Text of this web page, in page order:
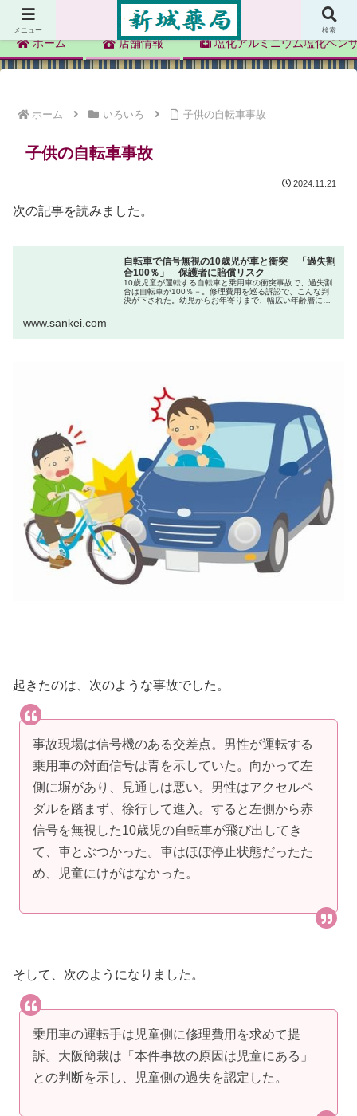
新城薬局
ホーム 店舗情報 塩化アルミニウム塩化ベン
ホーム いろいろ 子供の自転車事故
子供の自転車事故
2024.11.21
次の記事を読みました。
自転車で信号無視の10歳児が車と衝突 「過失割
合100％」 保護者に賠償リスク
10歳児童が運転する自転車と乗用車の衝突事故で、過失割
合は自転車が100％－。修理費用を巡る訴訟で、こんな判
決が下された。幼児からお年寄りまで、幅広い年齢層に…
www.sankei.com
起きたのは、次のような事故でした。
事故現場は信号機のある交差点。男性が運転する
乗用車の対面信号は青を示していた。向かって左
側に塀があり、見通しは悪い。男性はアクセルペ
ダルを踏まず、徐行して進入。すると左側から赤
信号を無視した10歳児の自転車が飛び出してき
て、車とぶつかった。車はほぼ停止状態だったた
め、児童にけがはなかった。
そして、次のようになりました。
乗用車の運転手は児童側に修理費用を求めて提
訴。大阪簡裁は「本件事故の原因は児童にある」
との判断を示し、児童側の過失を認定した。
メニュー 検索